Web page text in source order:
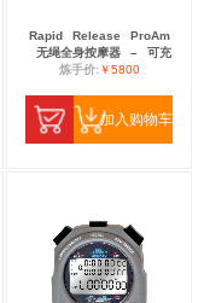
Rapid Release
ProAm
无绳全身按摩器
–
可充
炼手价:￥5800
加入购物车